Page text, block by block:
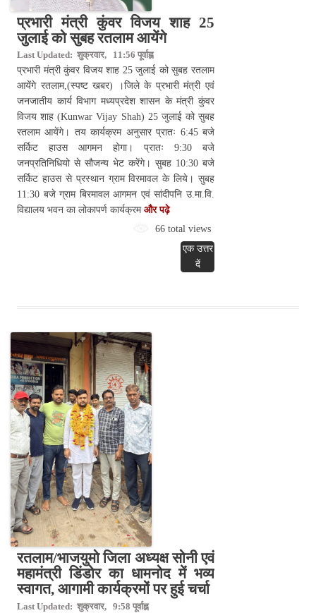
प्रभारी मंत्री कुंवर विजय शाह 25
जुलाई को सुबह रतलाम आयेंगे
Last Updated: शुक्रवार, 11:56 पूर्वाह्न
प्रभारी मंत्री कुंवर विजय शाह 25 जुलाई को सुबह रतलाम
आयेंगे रतलाम,(स्पष्ट खबर) ।जिले के प्रभारी मंत्री एवं
जनजातीय कार्य विभाग मध्यप्रदेश शासन के मंत्री कुंवर
विजय शाह (Kunwar Vijay Shah) 25 जुलाई को सुबह
रतलाम आयेंगे। तय कार्यक्रम अनुसार प्रातः 6:45 बजे
सर्किट हाउस आगमन होगा। प्रातः 9:30 बजे
जनप्रतिनिधियो से सौजन्य भेट करेंगे। सुबह 10:30 बजे
सर्किट हाउस से प्रस्थान ग्राम विरमावल के लिये। सुबह
11:30 बजे ग्राम बिरमावल आगमन एवं सांदीपनि उ.मा.वि.
विद्यालय भवन का लोकापर्ण कार्यक्रम और पढ़े
66 total views
एक उत्तर
दें
रतलाम/भाजयुमो जिला अध्यक्ष सोनी एवं
महामंत्री डिंडोर का धामनोद में भव्य
स्वागत, आगामी कार्यक्रमों पर हुई चर्चा
Last Updated: शुक्रवार, 9:58 पूर्वाह्न